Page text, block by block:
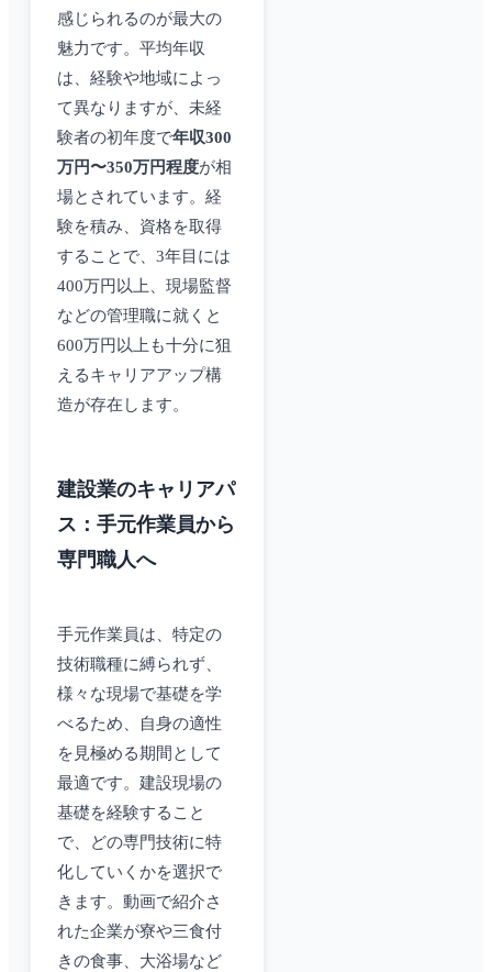
感じられるのが最大の
魅力です。平均年収
は、経験や地域によっ
て異なりますが、未経
験者の初年度で年収300
万円〜350万円程度が相
場とされています。経
験を積み、資格を取得
することで、3年目には
400万円以上、現場監督
などの管理職に就くと
600万円以上も十分に狙
えるキャリアアップ構
造が存在します。
建設業のキャリアパ
ス：手元作業員から
専門職人へ
手元作業員は、特定の
技術職種に縛られず、
様々な現場で基礎を学
べるため、自身の適性
を見極める期間として
最適です。建設現場の
基礎を経験すること
で、どの専門技術に特
化していくかを選択で
きます。動画で紹介さ
れた企業が寮や三食付
きの食事、大浴場など